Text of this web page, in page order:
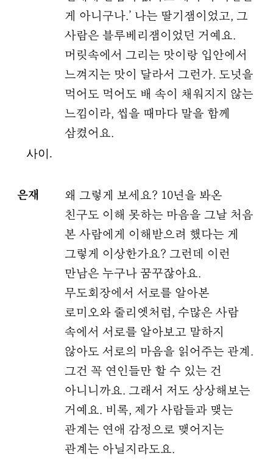
게 아니구나.’ 나는 딸기잼이었고, 그
사람은 블루베리잼이었던 거예요.
머릿속에서 그리는 맛이랑 입안에서
느껴지는 맛이 달라서 그런가. 도넛을
먹어도 먹어도 배 속이 채워지지 않는
느낌이라, 씹을 때마다 말을 함께
삼켰어요.
사이.
은재
왜 그렇게 보세요? 10년을 봐온
친구도 이해 못하는 마음을 그날 처음
본 사람에게 이해받으려 했다는 게
그렇게 이상한가요? 그런데 이런
만남은 누구나 꿈꾸잖아요.
무도회장에서 서로를 알아본
로미오와 줄리엣처럼, 수많은 사람
속에서 서로를 알아보고 말하지
않아도 서로의 마음을 읽어주는 관계.
그건 꼭 연인들만 할 수 있는 건
아니니까요. 그래서 저도 상상해보는
거예요. 비록, 제가 사람들과 맺는
관계는 연애 감정으로 맺어지는
관계는 아닐지라도요.